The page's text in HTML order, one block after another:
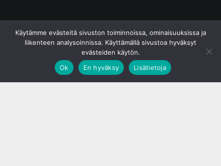
Käytämme evästeitä sivuston toiminnoissa, ominaisuuksissa ja
liikenteen analysoinnissa. Käyttämällä sivustoa hyväksyt
evästeiden käytön.
Ok
En hyväksy Lisätietoja